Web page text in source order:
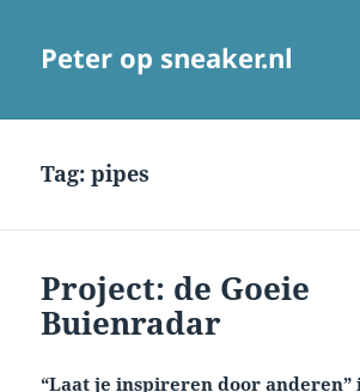
Peter op sneaker.nl
Tag:pipes
Project: de Goeie
Buienradar
“Laat je inspireren door anderen”